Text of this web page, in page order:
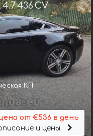
436 CV
КП
от €536 в день
и цены